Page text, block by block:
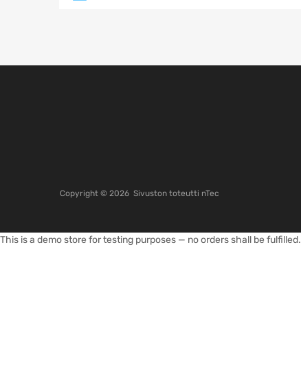
Copyright © 2026 Sivuston toteutti nTec
This is a demo store for testing purposes — no orders shall be fulfilled.